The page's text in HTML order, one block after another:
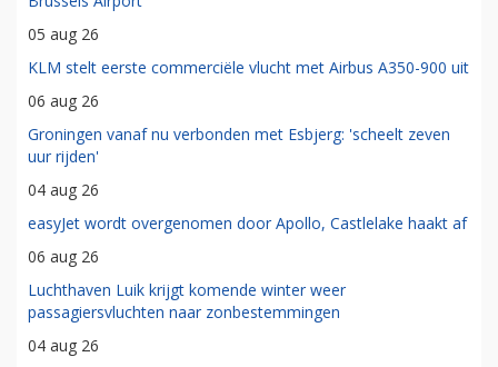
05 aug 26
KLM stelt eerste commerciële vlucht met Airbus A350-900 uit
06 aug 26
Groningen vanaf nu verbonden met Esbjerg: 'scheelt zeven
uur rijden'
04 aug 26
easyJet wordt overgenomen door Apollo, Castlelake haakt af
06 aug 26
Luchthaven Luik krijgt komende winter weer
passagiersvluchten naar zonbestemmingen
04 aug 26